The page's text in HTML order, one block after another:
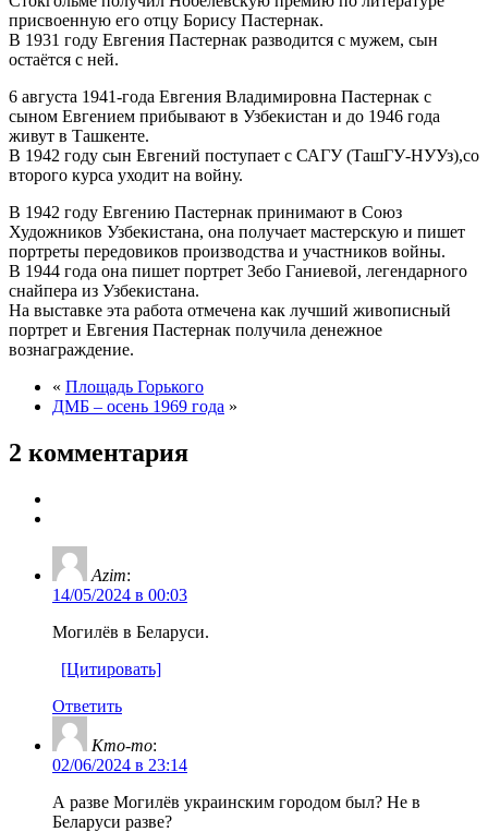
присвоенную его отцу Борису Пастернак.
В 1931 году Евгения Пастернак разводится с мужем, сын
остаётся с ней.
6 августа 1941-года Евгения Владимировна Пастернак с
сыном Евгением прибывают в Узбекистан и до 1946 года
живут в Ташкенте.
В 1942 году сын Евгений поступает с САГУ (ТашГУ-НУУз),со
второго курса уходит на войну.
В 1942 году Евгению Пастернак принимают в Союз
Художников Узбекистана, она получает мастерскую и пишет
портреты передовиков производства и участников войны.
В 1944 года она пишет портрет Зебо Ганиевой, легендарного
снайпера из Узбекистана.
На выставке эта работа отмечена как лучший живописный
портрет и Евгения Пастернак получила денежное
вознаграждение.
« Площадь Горького
ДМБ – осень 1969 года »
2 комментария
Azim:
14/05/2024 в 00:03
Могилёв в Беларуси.
[Цитировать]
Ответить
Кто-то:
02/06/2024 в 23:14
А разве Могилёв украинским городом был? Не в
Беларуси разве?